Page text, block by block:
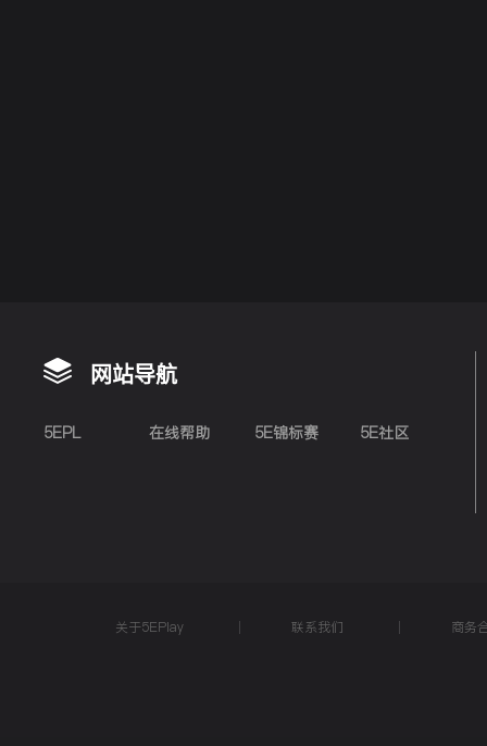
网站导航
5EPL 在线帮助 5E锦标赛 5E社区
关于5EPlay 联系我们 商务